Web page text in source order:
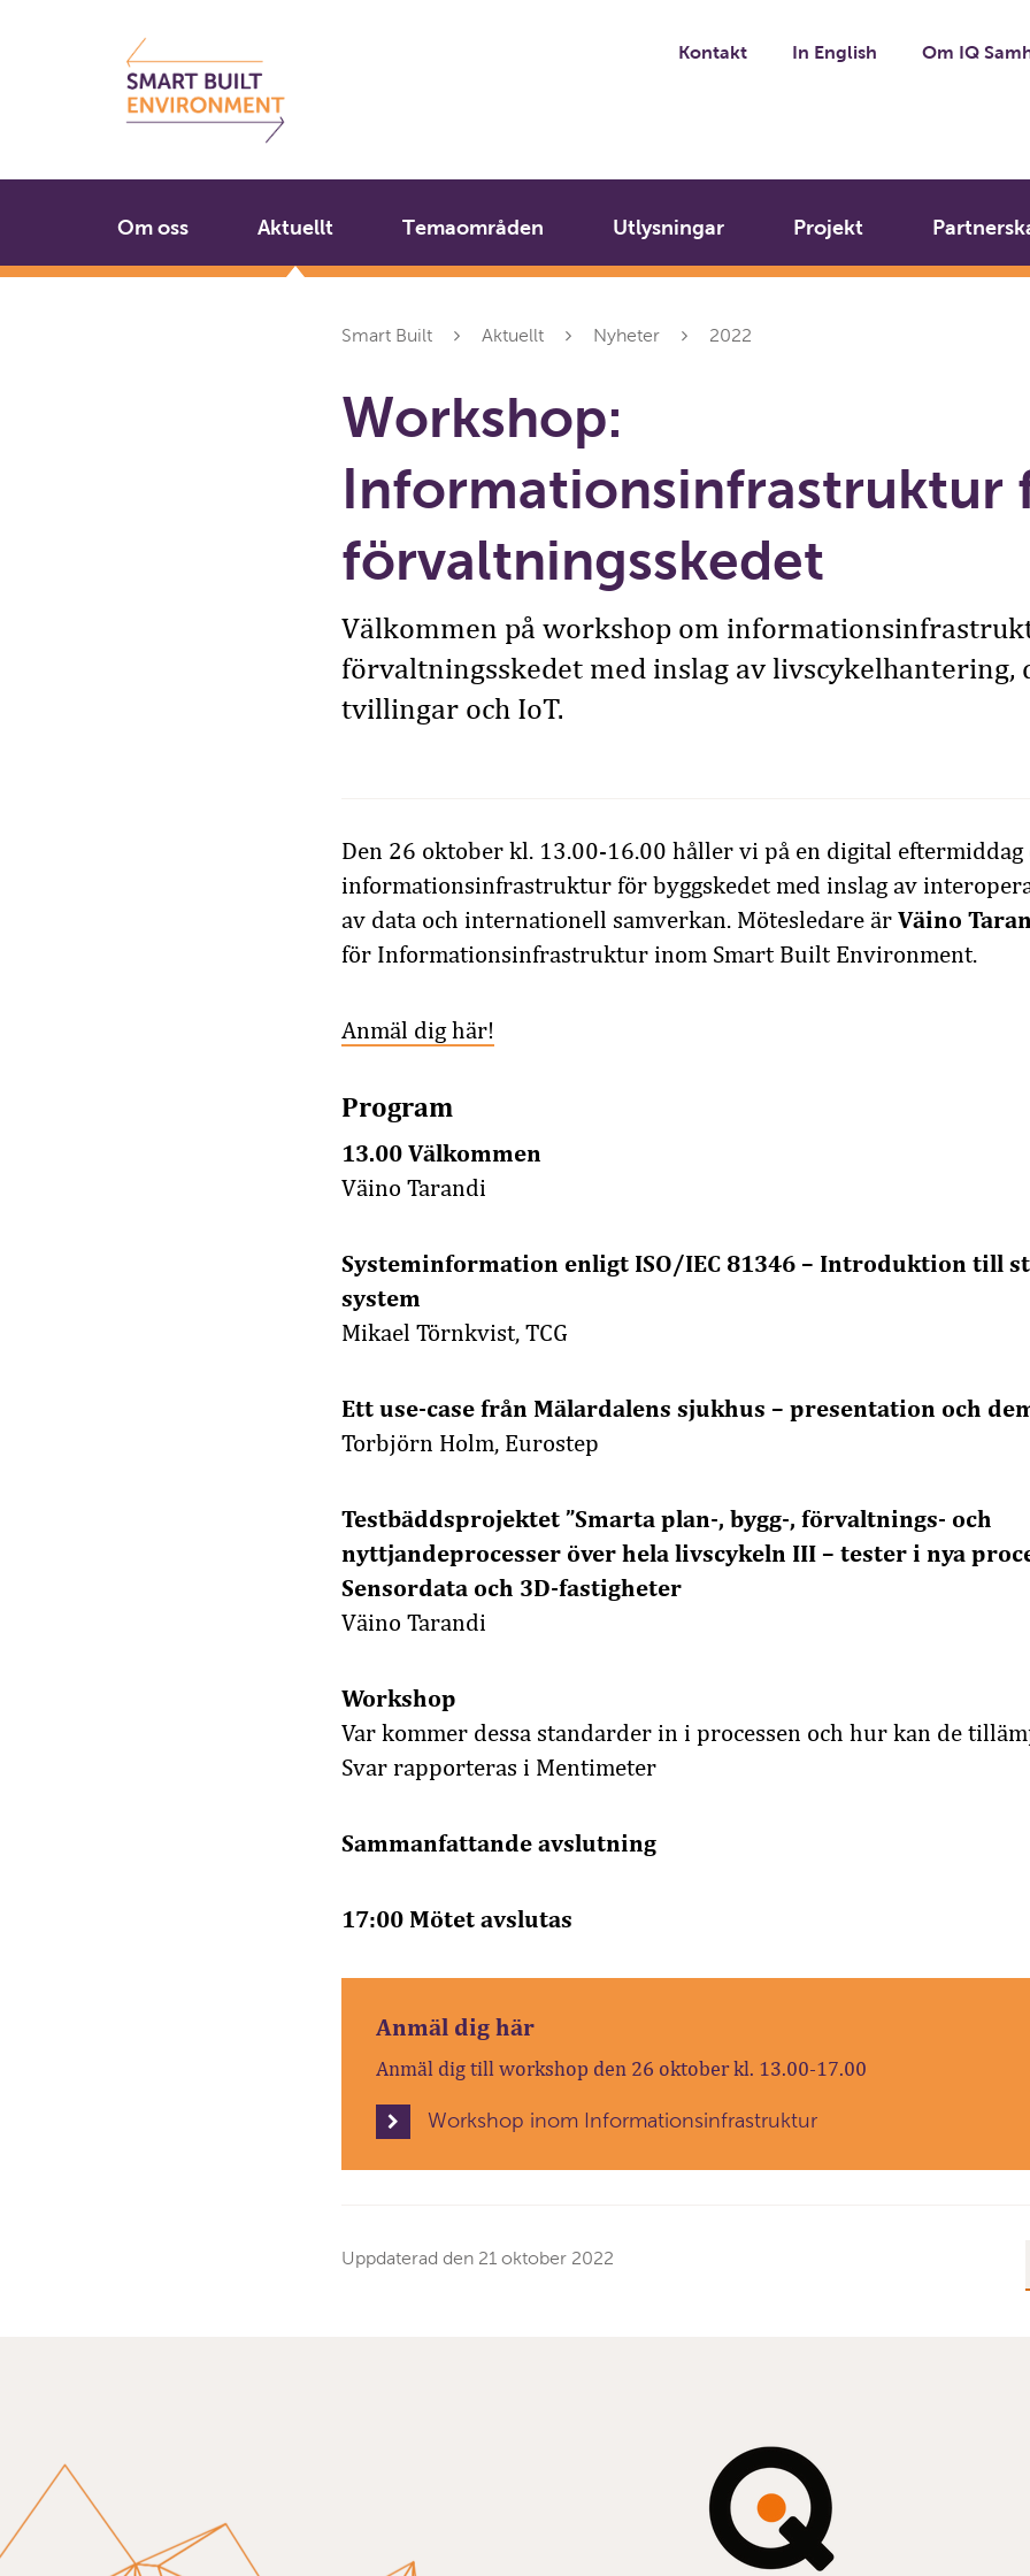
Kontakt In English Om IQ
Om oss Aktuellt Temaområden Utlysningar Projekt
Smart Built Aktuellt Nyheter 2022
Workshop:
Informationsinfrastruktur
förvaltningsskedet
Välkommen på workshop om
förvaltningsskedet med inslag av livscykelhantering,
tvillingar och IoT.
Den 26 oktober kl. 13.00-16.00 håller vi på en digital eftermiddag
informationsinfrastruktur för byggskedet med inslag av
av data och internationell samverkan. Mötesledare är Väino
för Informationsinfrastruktur inom Smart Built Environment.
Anmäl dig här!
Program
13.00 Välkommen
Väino Tarandi
Systeminformation enligt ISO/IEC 81346 – Introduktion till
system
Mikael Törnkvist, TCG
Ett use-case från Mälardalens sjukhus – presentation och
Torbjörn Holm, Eurostep
Testbäddsprojektet ”Smarta plan-, bygg-, förvaltnings- och
nyttjandeprocesser över hela livscykeln III – tester i nya
Sensordata och 3D-fastigheter
Väino Tarandi
Workshop
Var kommer dessa standarder in i processen och hur kan de
Svar rapporteras i Mentimeter
Sammanfattande avslutning
17:00 Mötet avslutas
Anmäl dig här
Anmäl dig till workshop den 26 oktober kl. 13.00-17.00
Workshop inom Informationsinfrastruktur
Uppdaterad den 21 oktober 2022